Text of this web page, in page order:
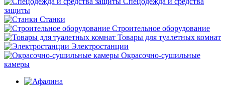
защиты
Станки
Строительное оборудование
Товары для туалетных комнат
Электростанции
Окрасочно-сушильные
камеры